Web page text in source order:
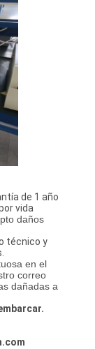
de 1 año
vida
daños
técnico y
en el
correo
dañadas a